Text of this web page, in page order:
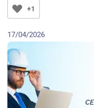
+1
17/04/2026